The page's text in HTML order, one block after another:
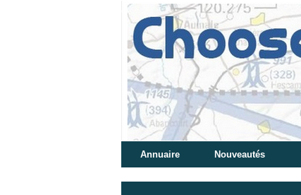
Annuaire Nouveautés